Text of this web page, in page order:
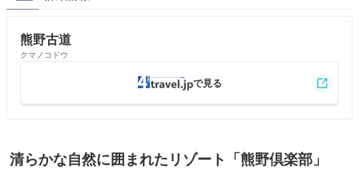
熊野古道
クマノコドウ
清らかな自然に囲まれたリゾート「熊野倶楽部」